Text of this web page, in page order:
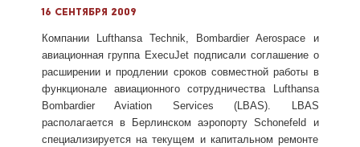
16 сентября 2009
Компании Lufthansa Technik, Bombardier Aerospace и
авиационная группа ExecuJet подписали соглашение о
расширении и продлении сроков совместной работы в
функционале авиационного сотрудничества Lufthansa
Bombardier Aviation Services (LBAS). LBAS
располагается в Берлинском аэропорту Schonefeld и
специализируется на текущем и капитальном ремонте